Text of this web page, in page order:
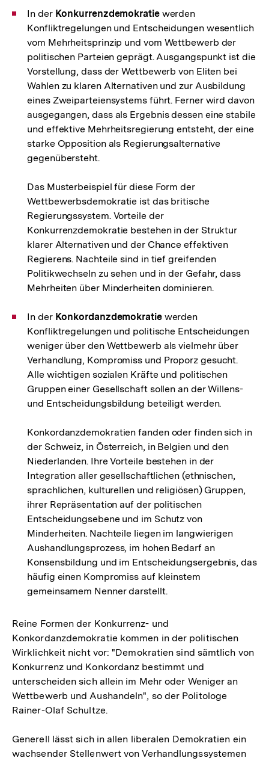
In der Konkurrenzdemokratiewerden
Konfliktregelungen und Entscheidungen wesentlich
vom Mehrheitsprinzip und vom Wettbewerb der
politischen Parteien geprägt. Ausgangspunkt ist die
Vorstellung, dass der Wettbewerb von Eliten bei
Wahlen zu klaren Alternativen und zur Ausbildung
eines Zweiparteiensystems führt. Ferner wird davon
ausgegangen, dass als Ergebnis dessen eine stabile
und effektive Mehrheitsregierung entsteht, der eine
starke Opposition als Regierungsalternative
gegenübersteht.
Das Musterbeispiel für diese Form der
Wettbewerbsdemokratie ist das britische
Regierungssystem. Vorteile der
Konkurrenzdemokratie bestehen in der Struktur
klarer Alternativen und der Chance effektiven
Regierens. Nachteile sind in tief greifenden
Politikwechseln zu sehen und in der Gefahr, dass
Mehrheiten über Minderheiten dominieren.
In der Konkordanzdemokratiewerden
Konfliktregelungen und politische Entscheidungen
weniger über den Wettbewerb als vielmehr über
Verhandlung, Kompromiss und Proporz gesucht.
Alle wichtigen sozialen Kräfte und politischen
Gruppen einer Gesellschaft sollen an der Willens-
und Entscheidungsbildung beteiligt werden.
Konkordanzdemokratien fanden oder finden sich in
der Schweiz, in Österreich, in Belgien und den
Niederlanden. Ihre Vorteile bestehen in der
Integration aller gesellschaftlichen (ethnischen,
sprachlichen, kulturellen und religiösen) Gruppen,
ihrer Repräsentation auf der politischen
Entscheidungsebene und im Schutz von
Minderheiten. Nachteile liegen im langwierigen
Aushandlungsprozess, im hohen Bedarf an
Konsensbildung und im Entscheidungsergebnis, das
häufig einen Kompromiss auf kleinstem
gemeinsamem Nenner darstellt.
Reine Formen der Konkurrenz- und
Konkordanzdemokratie kommen in der politischen
Wirklichkeit nicht vor: "Demokratien sind sämtlich von
Konkurrenz und Konkordanz bestimmt und
unterscheiden sich allein im Mehr oder Weniger an
Wettbewerb und Aushandeln", so der Politologe
Rainer-Olaf Schultze.
Generell lässt sich in allen liberalen Demokratien ein
wachsender Stellenwert von Verhandlungssystemen